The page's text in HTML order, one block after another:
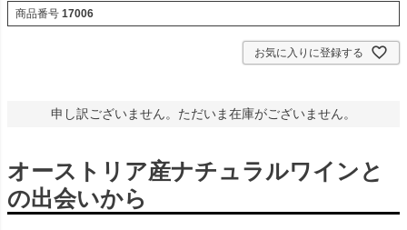
商品番号 17006
お気に入りに登録する
申し訳ございません。ただいま在庫がございません。
オーストリア産ナチュラルワインと
の出会いから